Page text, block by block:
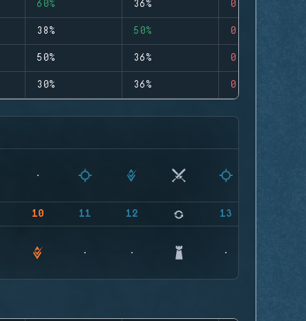
60% 36% 0
38% 50% 0
50% 36% 0
30% 36% 0
10 11 12 13